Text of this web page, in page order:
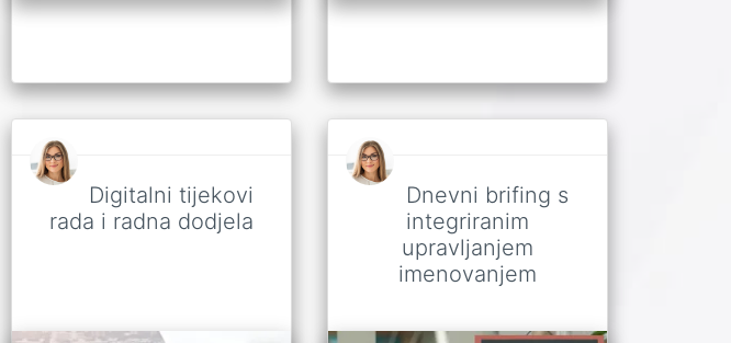
Digitalni tijekovi
rada i radna dodjela
Dnevni brifing s
integriranim
upravljanjem
imenovanjem